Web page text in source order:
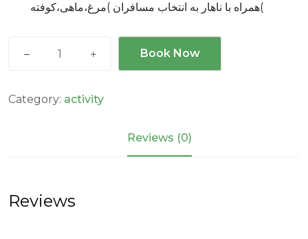
همراه با ناهار به انتخاب مسافران )مرغ،ماهی،کوفته(
quantity
Book Now
Category: activity
Reviews (0)
Reviews